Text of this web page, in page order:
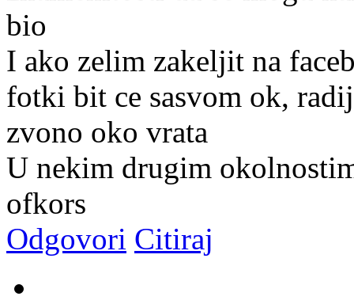
bio
I ako zelim zakeljit na
fotki bit ce sasvom ok,
zvono oko vrata
U nekim drugim
ofkors
Odgovori Citiraj